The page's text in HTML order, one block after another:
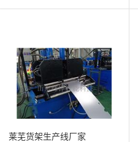
莱芜货架生产线厂家